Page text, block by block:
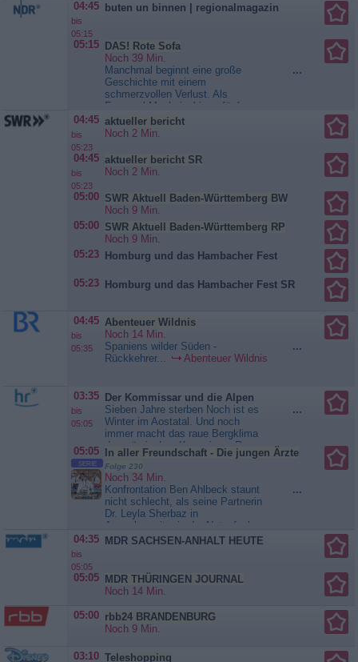
04:45
bis
05:15
buten un binnen | regionalmagazin
05:15
DAS! Rote Sofa
Noch 39 Min.
Manchmal beginnt eine große
Geschichte mit einem
schmerzvollen Verlust. Als
Emanuel Meshvinski vor fünf
Jahren seinen Vater verlor, da
übernahm er ein Erbe und eine
des Jewish Chamber Orchestra
Hamburg, das die Musik während
der NS-Zeit verfolgter jüdischer...
...
04:45
bis
05:23
aktueller bericht
Noch 2 Min.
04:45
bis
05:23
aktueller bericht SR
Noch 2 Min.
05:00 SWR Aktuell Baden-Württemberg BW
Noch 9 Min.
05:00 SWR Aktuell Baden-Württemberg RP
Noch 9 Min.
05:23 Homburg und das Hambacher Fest
05:23 Homburg und das Hambacher Fest SR
04:45
bis
05:35
Abenteuer Wildnis
Noch 14 Min.
Spaniens wilder Süden -
Rückkehrer...
Abenteuer Wildnis
...
03:35
bis
05:05
Der Kommissar und die Alpen
Sieben Jahre sterben Noch ist es
Winter im Aostatal. Und noch
immer macht das raue Bergklima
dem römischen Kommissar Rocco
Schiavone zu schaffen. Von seiner
Geliebten Nora fühlt er sich unter
Druck gesetzt. Sie kann ihn seine
verstorbene Frau Marina nicht
vergessen machen - und auch
nicht die Leere, die seit ihrem
Alpen
...
05:05
SERIE
In aller Freundschaft - Die jungen Ärzte
Folge 230
Noch 34 Min.
Konfrontation Ben Ahlbeck staunt
nicht schlecht, als seine Partnerin
Dr. Leyla Sherbaz in
Ausgehgarnitur in der Notaufnahme
erscheint - in Begleitung von Dr.
Durand eingeliefert, der von einem
Auto erfasst wurde. Es muss
schnell gehandelt werden, denn...
jungen Ärzte
...
04:35
bis
05:05
MDR SACHSEN-ANHALT HEUTE
05:05
MDR THÜRINGEN JOURNAL
Noch 14 Min.
05:00 rbb24 BRANDENBURG
Noch 9 Min.
03:10 Teleshopping